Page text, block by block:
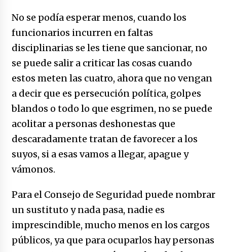
No se podía esperar menos, cuando los
funcionarios incurren en faltas
disciplinarias se les tiene que sancionar, no
se puede salir a criticar las cosas cuando
estos meten las cuatro, ahora que no vengan
a decir que es persecución política, golpes
blandos o todo lo que esgrimen, no se puede
acolitar a personas deshonestas que
descaradamente tratan de favorecer a los
suyos, si a esas vamos a llegar, apague y
vámonos.
Para el Consejo de Seguridad puede nombrar
un sustituto y nada pasa, nadie es
imprescindible, mucho menos en los cargos
públicos, ya que para ocuparlos hay personas